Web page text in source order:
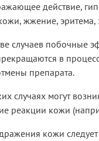
действие,
жжение, эритема,
случаев побочные
в
препарата.
случаях могут
реакции кожи
кожи